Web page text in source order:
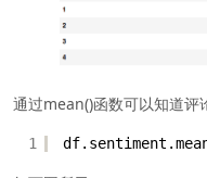
通过mean()函数可以知道评
1